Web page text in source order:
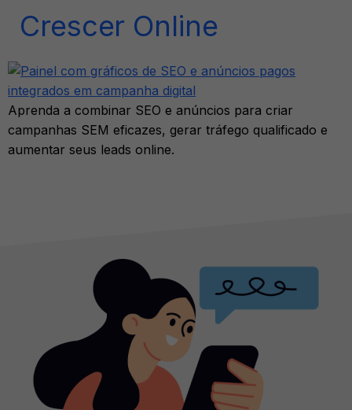
Crescer Online
Aprenda a combinar SEO e anúncios para criar
campanhas SEM eficazes, gerar tráfego qualificado e
aumentar seus leads online.